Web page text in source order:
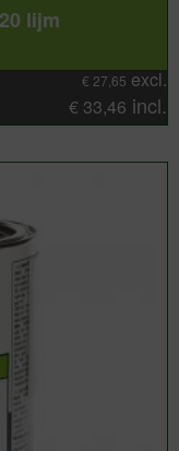
lijm
€ 27,65 excl.
€ 33,46 incl.